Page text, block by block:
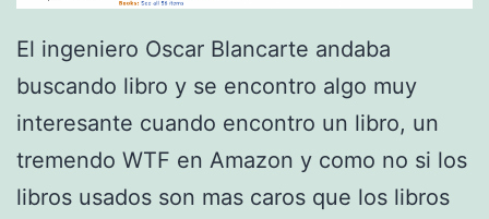
t
o
r
d
e
El ingeniero Oscar Blancarte andaba
buscando libro y se encontro algo muy
interesante cuando encontro un libro, un
tremendo WTF en Amazon y como no si los
libros usados son mas caros que los libros